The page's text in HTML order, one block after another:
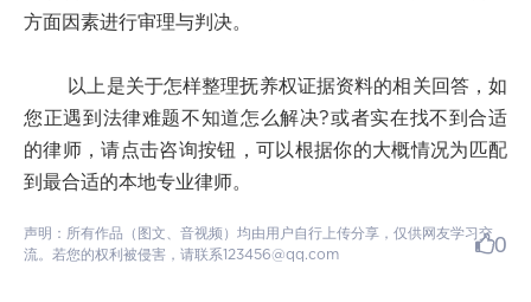
方面因素进行审理与判决。
以上是关于怎样整理抚养权证据资料的相关回答，如
您正遇到法律难题不知道怎么解决?或者实在找不到合适
的律师，请点击咨询按钮，可以根据你的大概情况为匹配
到最合适的本地专业律师。
声明：所有作品（图文、音视频）均由用户自行上传分享，仅供网友学习交
流。若您的权利被侵害，请联系123456@qq.com
0